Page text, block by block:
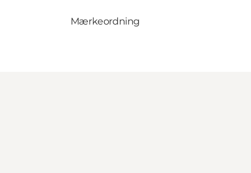
Mærkeordning